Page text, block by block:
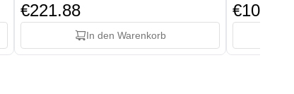
€221.88
In den Warenkorb
€104.88